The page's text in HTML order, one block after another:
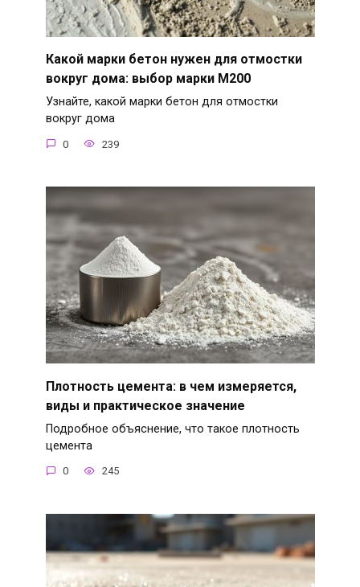
Какой марки бетон нужен для отмостки
вокруг дома: выбор марки М200
Узнайте, какой марки бетон для отмостки
вокруг дома
0 239
Плотность цемента: в чем измеряется,
виды и практическое значение
Подробное объяснение, что такое плотность
цемента
0 245